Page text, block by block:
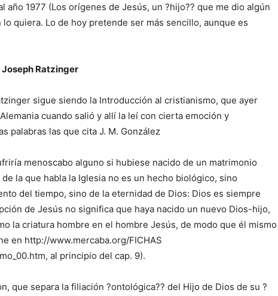
año 1977 (Los orígenes de Jesús, un ?hijo?? que me dio algún
quiera. Lo de hoy pretende ser más sencillo, aunque es
Joseph Ratzinger
sigue siendo la Introducción al cristianismo, que ayer
cuando salió y allí la leí con cierta emoción y
palabras las que cita J. M. González
menoscabo alguno si hubiese nacido de un matrimonio
la que habla la Iglesia no es un hecho biológico, sino
del tiempo, sino de la eternidad de Dios: Dios es siempre
de Jesús no significa que haya nacido un nuevo Dios-hijo,
la criatura hombre en el hombre Jesús, de modo que él mismo
en http://www.mercaba.org/FICHAS
al principio del cap. 9).
que separa la filiación ?ontológica?? del Hijo de Dios de su ?